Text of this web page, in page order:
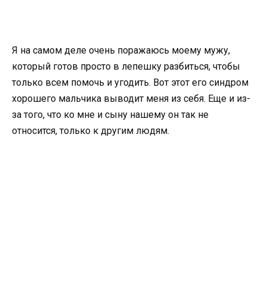
Я на самом деле очень поражаюсь моему мужу,
который готов просто в лепешку разбиться, чтобы
только всем помочь и угодить. Вот этот его синдром
хорошего мальчика выводит меня из себя. Еще и из-
за того, что ко мне и сыну нашему он так не
относится, только к другим людям.